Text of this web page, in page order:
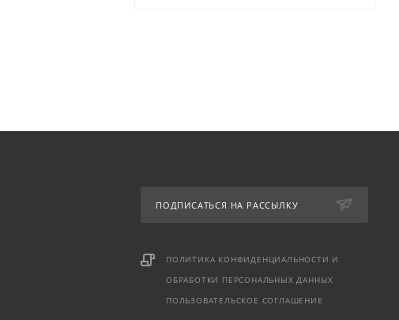
ПОДПИСАТЬСЯ НА РАССЫЛКУ
ПОЛИТИКА КОНФИДЕНЦИАЛЬНОСТИ И
ОБРАБОТКИ ПЕРСОНАЛЬНЫХ ДАННЫХ
ПОЛЬЗОВАТЕЛЬСКОЕ СОГЛАШЕНИЕ